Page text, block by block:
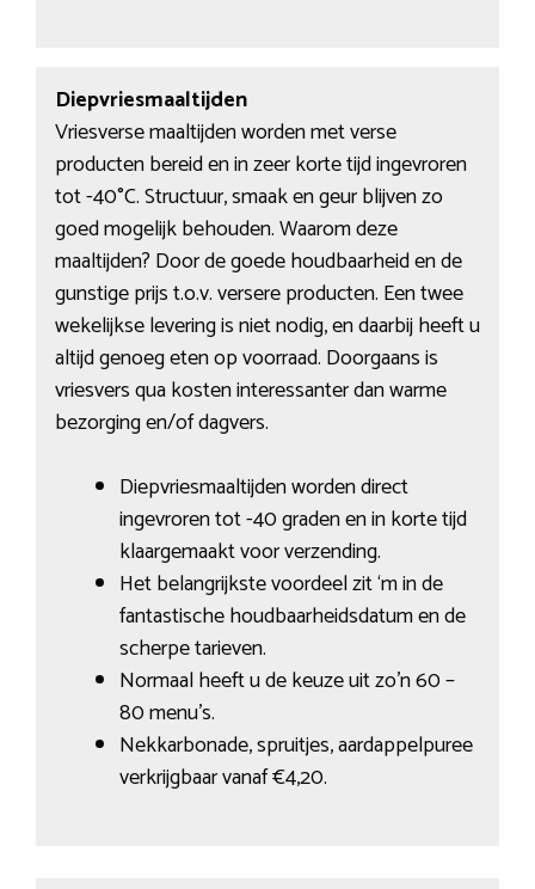
Diepvriesmaaltijden
Vriesverse maaltijden worden met verse
producten bereid en in zeer korte tijd ingevroren
tot -40°C. Structuur, smaak en geur blijven zo
goed mogelijk behouden. Waarom deze
maaltijden? Door de goede houdbaarheid en de
gunstige prijs t.o.v. versere producten. Een twee
wekelijkse levering is niet nodig, en daarbij heeft u
altijd genoeg eten op voorraad. Doorgaans is
vriesvers qua kosten interessanter dan warme
bezorging en/of dagvers.
Diepvriesmaaltijden worden direct
ingevroren tot -40 graden en in korte tijd
klaargemaakt voor verzending.
Het belangrijkste voordeel zit ‘m in de
fantastische houdbaarheidsdatum en de
scherpe tarieven.
Normaal heeft u de keuze uit zo’n 60 –
80 menu’s.
Nekkarbonade, spruitjes, aardappelpuree
verkrijgbaar vanaf €4,20.